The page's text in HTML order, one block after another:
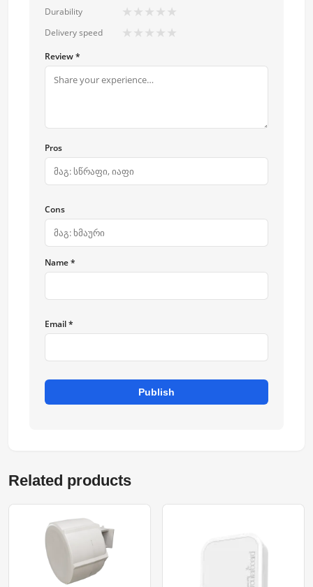
Durability ★ ★ ★ ★ ★
Delivery speed ★ ★ ★ ★ ★
Review *
Pros
Cons
Name *
Email *
Publish
Related products